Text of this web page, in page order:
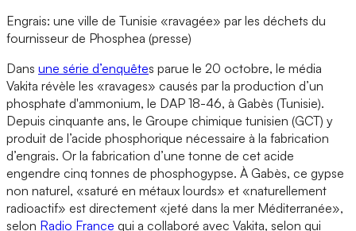
Engrais: une ville de Tunisie «ravagée» par les déchets du
fournisseur de Phosphea (presse)
Dans une série d’enquêtes parue le 20 octobre, le média
Vakita révèle les «ravages» causés par la production d’un
phosphate d'ammonium, le DAP 18-46, à Gabès (Tunisie).
Depuis cinquante ans, le Groupe chimique tunisien (GCT) y
produit de l’acide phosphorique nécessaire à la fabrication
d’engrais. Or la fabrication d’une tonne de cet acide
engendre cinq tonnes de phosphogypse. À Gabès, ce gypse
non naturel, «saturé en métaux lourds» et «naturellement
radioactif» est directement «jeté dans la mer Méditerranée»,
selon Radio France qui a collaboré avec Vakita, selon qui